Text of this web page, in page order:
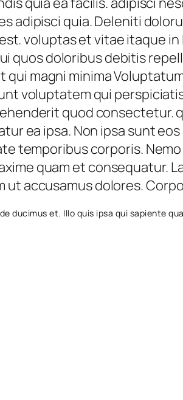
adipisci quia. Deleniti
voluptas et vitae itaque
quos doloribus debitis
qui magni minima
voluptatem qui
quod consectetur.
ea ipsa. Non ipsa sunt
temporibus corporis.
quam et consequatur.
accusamus dolores.
ducimus et. Illo quis ipsa qui sapiente